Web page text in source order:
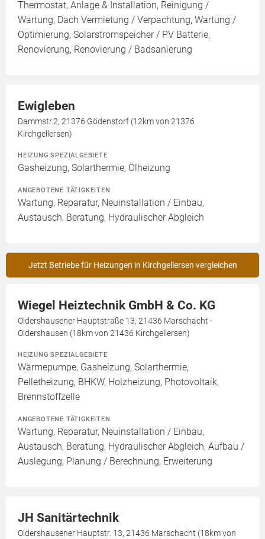
Thermostat, Anlage & Installation, Reinigung /
Wartung, Dach Vermietung / Verpachtung, Wartung /
Optimierung, Solarstromspeicher / PV Batterie,
Renovierung, Renovierung / Badsanierung
Ewigleben
Dammstr.2, 21376 Gödenstorf (12km von 21376
Kirchgellersen)
HEIZUNG SPEZIALGEBIETE
Gasheizung, Solarthermie, Ölheizung
ANGEBOTENE TÄTIGKEITEN
Wartung, Reparatur, Neuinstallation / Einbau,
Austausch, Beratung, Hydraulischer Abgleich
Jetzt Betriebe für Heizungen in Kirchgellersen vergleichen
Wiegel Heiztechnik GmbH & Co. KG
Oldershausener Hauptstraße 13, 21436 Marschacht -
Oldershausen (18km von 21436 Kirchgellersen)
HEIZUNG SPEZIALGEBIETE
Wärmepumpe, Gasheizung, Solarthermie,
Pelletheizung, BHKW, Holzheizung, Photovoltaik,
Brennstoffzelle
ANGEBOTENE TÄTIGKEITEN
Wartung, Reparatur, Neuinstallation / Einbau,
Austausch, Beratung, Hydraulischer Abgleich, Aufbau /
Auslegung, Planung / Berechnung, Erweiterung
JH Sanitärtechnik
Oldershausener Hauptstr. 13, 21436 Marschacht (18km von